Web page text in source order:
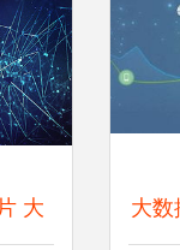
大 大数